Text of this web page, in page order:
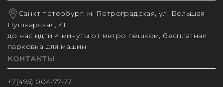
Санкт петербург, м. Петроградская, ул. Большая
Пушкарская, 41
до нас идти 4 минуты от метро пешком, бесплатная
парковка для машин
КОНТАКТЫ
+7(495) 004-77-77